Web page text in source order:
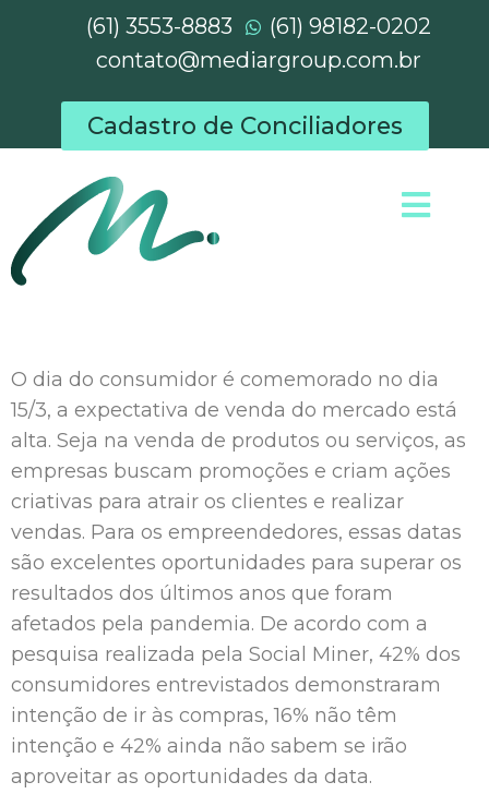
(61) 3553-8883
(61) 98182-0202
contato@mediargroup.com.br
Cadastro de Conciliadores
O dia do consumidor é comemorado no dia
15/3, a expectativa de venda do mercado está
alta. Seja na venda de produtos ou serviços, as
empresas buscam promoções e criam ações
criativas para atrair os clientes e realizar
vendas. Para os empreendedores, essas datas
são excelentes oportunidades para superar os
resultados dos últimos anos que foram
afetados pela pandemia. De acordo com a
pesquisa realizada pela Social Miner, 42% dos
consumidores entrevistados demonstraram
intenção de ir às compras, 16% não têm
intenção e 42% ainda não sabem se irão
aproveitar as oportunidades da data.